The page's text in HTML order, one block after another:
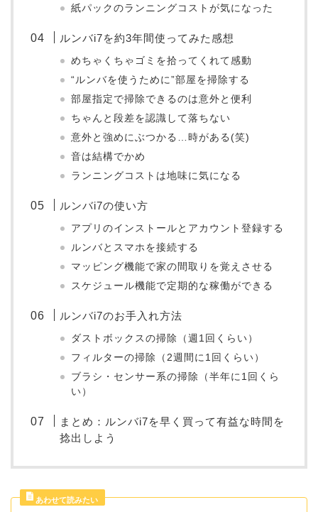
紙パックのランニングコストが気になった
ルンバi7を約3年間使ってみた感想
めちゃくちゃゴミを拾ってくれて感動
“ルンバを使うために”部屋を掃除する
部屋指定で掃除できるのは意外と便利
ちゃんと段差を認識して落ちない
意外と強めにぶつかる…時がある(笑)
音は結構でかめ
ランニングコストは地味に気になる
ルンバi7の使い方
アプリのインストールとアカウント登録する
ルンバとスマホを接続する
マッピング機能で家の間取りを覚えさせる
スケジュール機能で定期的な稼働ができる
ルンバi7のお手入れ方法
ダストボックスの掃除（週1回くらい）
フィルターの掃除（2週間に1回くらい）
ブラシ・センサー系の掃除（半年に1回くら
い）
まとめ：ルンバi7を早く買って有益な時間を
捻出しよう